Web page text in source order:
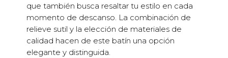
que también busca resaltar tu estilo en cada
momento de descanso. La combinación de
relieve sutil y la elección de materiales de
calidad hacen de este batín una opción
elegante y distinguida.